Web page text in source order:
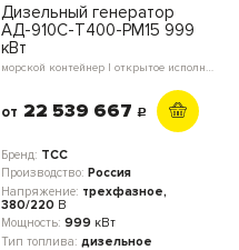
Дизельный генератор
АД-910С-Т400-РМ15 999
кВт
от 22 539 667 c
Бренд: ТСС
Производство: Россия
Напряжение: трехфазное,
380/220 В
Мощность: 999 кВт
Тип топлива: дизельное